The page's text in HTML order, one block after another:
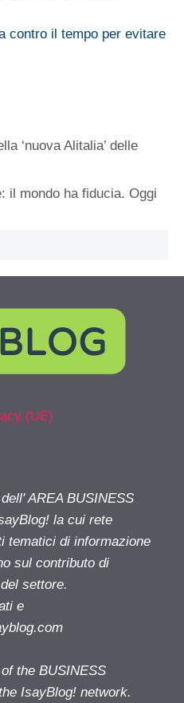
contro il tempo per evitare
‘nuova Alitalia’ delle
il mondo ha fiducia. Oggi
(UE)
AREA BUSINESS
la cui rete
tematici di informazione
sul contributo di
settore.
e
the BUSINESS
IsayBlog! network.